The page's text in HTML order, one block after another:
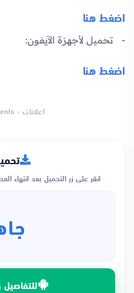
اضغط هنا
تحميل لأجهزة الآيفون:
اضغط هنا
اعلانات - Advertisements
انقر على زر التحميل بعد انتهاء